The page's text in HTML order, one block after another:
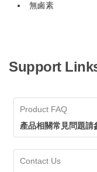
無鹵素
Support
Product FAQ
產品相關常見問題請
Contact Us